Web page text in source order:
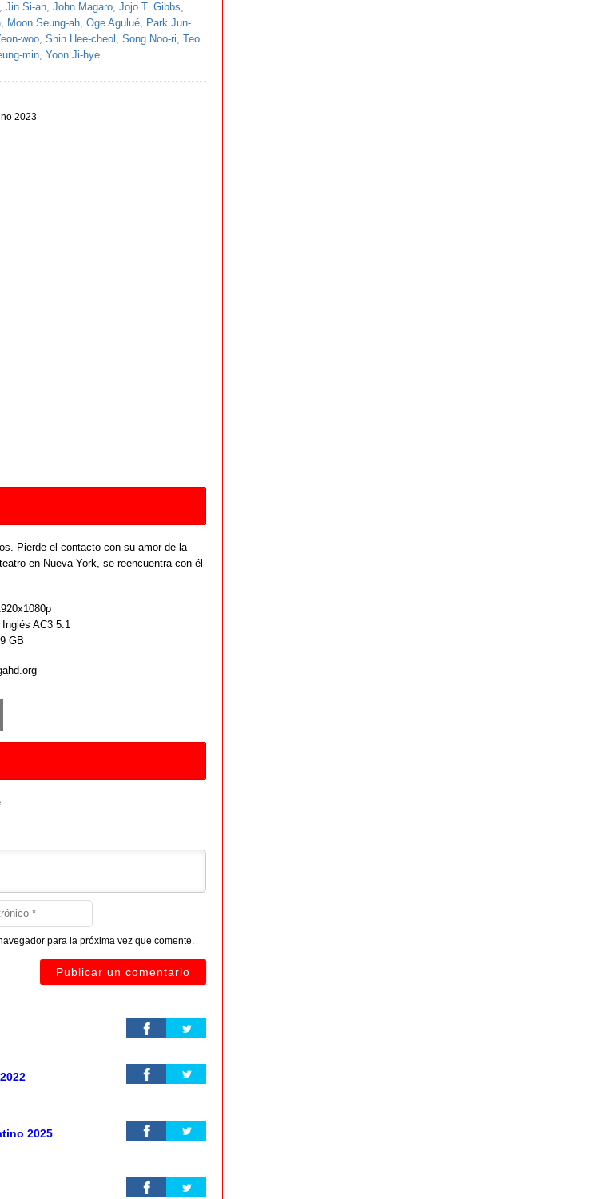
, Jin Si-ah, John Magaro, Jojo T. Gibbs,
, Moon Seung-ah, Oge Agulué, Park Jun-
woo, Shin Hee-cheol , Song Noo-ri, Teo
min, Yoon Ji-hye
Pierde el contacto con su amor de la
en Nueva York, se reencuentra con él
AC3 5.1
GB
para la próxima vez que comente.
2025